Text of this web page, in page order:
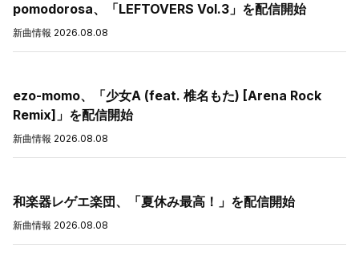
pomodorosa、「LEFTOVERS Vol.3」を配信開始
新曲情報 2026.08.08
ezo-momo、「少女A (feat. 椎名もた) [Arena Rock
Remix]」を配信開始
新曲情報 2026.08.08
和楽器レゲエ楽団、「夏休み最高！」を配信開始
新曲情報 2026.08.08